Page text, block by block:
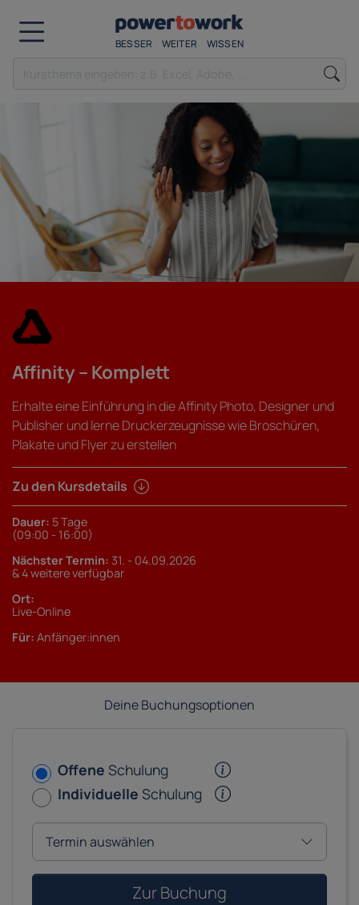
BESSER WEITER WISSEN
Affinity – Komplett
Erhalte eine Einführung in die Affinity Photo, Designer und
Publisher und lerne Druckerzeugnisse wie Broschüren,
Plakate und Flyer zu erstellen
Zu den Kursdetails
Dauer: 5 Tage
(09:00 - 16:00)
Nächster Termin: 31. - 04.09.2026
& 4 weitere verfügbar
Ort:
Live-Online
Für: Anfänger:innen
Deine Buchungsoptionen
Offene Schulung
Individuelle Schulung
Zur Buchung